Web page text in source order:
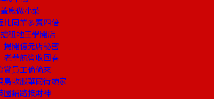
廠做小菜
同業多賣四倍
租地王學開店
開億元店秘密
華航營收回春
員工偷偷來
收服華爾街頭家
鋪路接財神